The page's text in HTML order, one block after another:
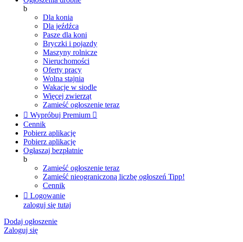
b
Dla konia
Dla jeźdźca
Pasze dla koni
Bryczki i pojazdy
Maszyny rolnicze
Nieruchomości
Oferty pracy
Wolna stajnia
Wakacje w siodle
Więcej zwierząt
Zamieść ogłoszenie teraz
 Wypróbuj Premium 
Cennik
Pobierz aplikację
Pobierz aplikację
Ogłaszaj bezpłatnie
b
Zamieść ogłoszenie teraz
Zamieść nieograniczoną liczbę ogłoszeń Tipp!
Cennik
 Logowanie
zaloguj się tutaj
Dodaj ogłoszenie
Zaloguj się